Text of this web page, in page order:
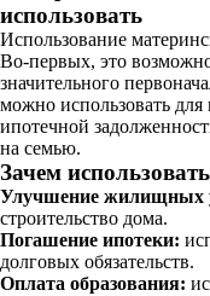
использовать
Использование
Во-первых, это
значительного
можно использовать
ипотечной
на семью.
Зачем
Улучшение жилищных
строительство дома.
Погашение ипотеки:
долговых обязательств.
Оплата образования: